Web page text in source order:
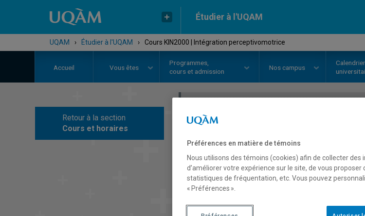
Étudier à l'UQAM
UQAM › Étudier à l'UQAM › Cours KIN2000 | Intégration perceptivomotrice
Accueil Vous êtes
Programmes,
cours et admission
Nos campus
Retour à la section
Cours et horaires
COURS
Description Horaire -
Préférences en matière de témoins
Nous utilisons des témoins (cookies) afin de collecter
d’améliorer votre expérience sur le site, de vous proposer
statistiques de fréquentation, etc. Vous pouvez
« Préférences ».